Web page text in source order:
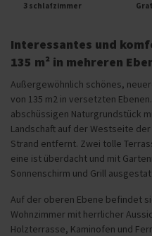
3 schlafzimmer
Interessantes und
135 m² in mehreren
Außergewöhnlich schönes,
von 135 m2 in versetzten
abschüssigen Naturgrundstück
Landschaft auf der Westseite
Strand entfernt. Zwei tolle
eine ist überdacht und mit
Sonnenschirm und Grill
Auf der oberen Ebene befindet
Wohnzimmer mit herrlicher
Holzterrasse, Kaminofen und